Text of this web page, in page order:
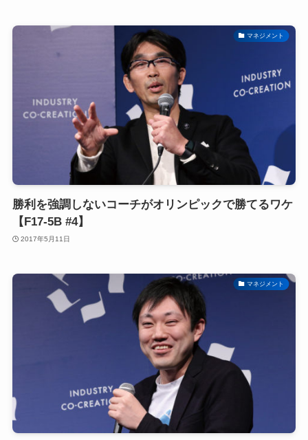
マネジメント
勝利を強調しないコーチがオリンピックで勝てるワケ
【F17-5B #4】
2017年5月11日
マネジメント